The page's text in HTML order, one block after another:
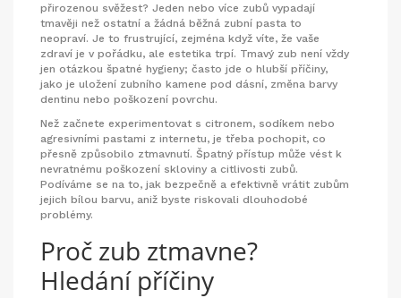
přirozenou svěžest? Jeden nebo více zubů vypadají
tmavěji než ostatní a žádná běžná zubní pasta to
neopraví. Je to frustrující, zejména když víte, že vaše
zdraví je v pořádku, ale estetika trpí. Tmavý zub není vždy
jen otázkou špatné hygieny; často jde o hlubší příčiny,
jako je uložení zubního kamene pod dásní, změna barvy
dentinu nebo poškození povrchu.
Než začnete experimentovat s citronem, sodíkem nebo
agresivními pastami z internetu, je třeba pochopit, co
přesně způsobilo ztmavnutí. Špatný přístup může vést k
nevratnému poškození skloviny a citlivosti zubů.
Podíváme se na to, jak bezpečně a efektivně vrátit zubům
jejich bílou barvu, aniž byste riskovali dlouhodobé
problémy.
Proč zub ztmavne?
Hledání příčiny